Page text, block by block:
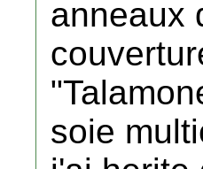
anneaux
soie